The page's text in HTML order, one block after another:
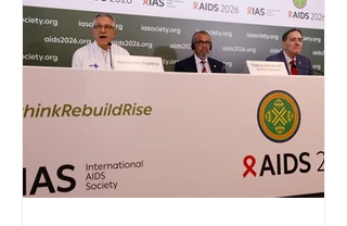
tarifárias adotadas pelo país norte-
americano com base na Seção 301 da
Lei de Comércio de 1974. Segundo nota
divulgada pelo Ministério das Relações
Exteriores, o Brasil considera que as
incompatíveis com as obrigações
assumidas pelos Estados Unid